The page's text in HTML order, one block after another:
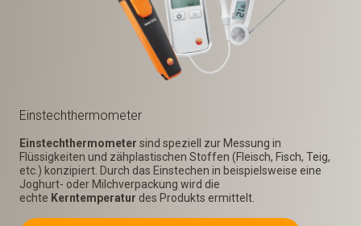
Einstech­thermometer
Einstechthermometer sind speziell zur Messung in
Flüssigkeiten und zähplastischen Stoffen (Fleisch, Fisch, Teig,
etc.) konzipiert. Durch das Einstechen in beispielsweise eine
Joghurt- oder Milchverpackung wird die
echte Kerntemperatur des Produkts ermittelt.